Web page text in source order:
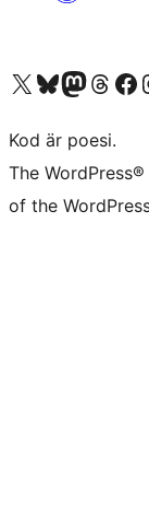
Besök vår X-konto (f.d. Twitter)
Besök vårt Bluesky-konto
Besök vårt Mastodon-konto
Besök vårt Thread-
Besök vår
Kod är poesi.
The
of the